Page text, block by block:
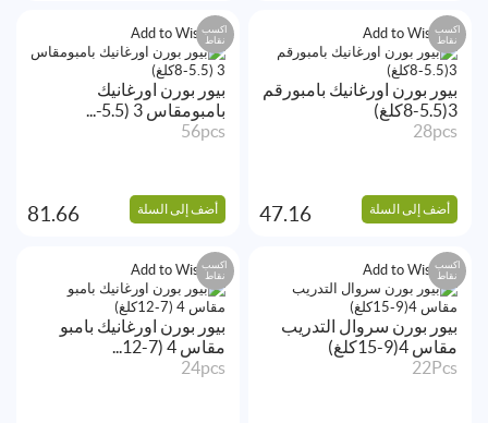
Add to Wishlist
اكسب
نقاط
بيور بورن اورغانيك بامبورقم
3(5.5-8كلغ)
28pcs
أضف إلى السلة 47.16
Add to Wishlist
اكسب
نقاط
بيور بورن اورغانيك
بامبومقاس 3 (5.5-...
56pcs
أضف إلى السلة 81.66
Add to Wishlist
اكسب
نقاط
بيور بورن سروال التدريب
مقاس 4(9-15كلغ)
22Pcs
Add to Wishlist
اكسب
نقاط
بيور بورن اورغانيك بامبو
مقاس 4 (7-12...
24pcs